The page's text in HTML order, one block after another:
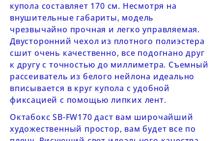
купола составляет 170 см. Несмотря на
внушительные габариты, модель
чрезвычайно прочная и легко управляемая.
Двусторонний чехол из плотного полиэстера
сшит очень качественно, все подогнано друг
к другу с точностью до миллиметра. Съемный
рассеиватель из белого нейлона идеально
вписывается в круг купола с удобной
фиксацией с помощью липких лент.
ОктабоксSB-FW170даст вам широчайший
художественный простор, вам будет все по